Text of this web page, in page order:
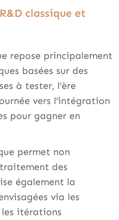
classique et
repose principalement
basées sur des
à tester, l’ère
vers l’intégration
pour gagner en
permet non
des
également la
via les
itérations